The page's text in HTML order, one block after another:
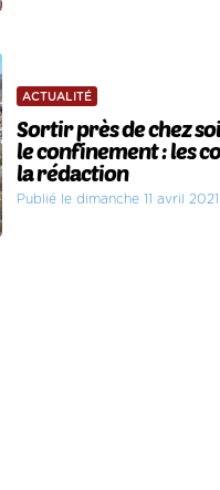
ACTUALITÉ
Sortir près de chez
le confinement : les
la rédaction
Publié le dimanche 11 avril 2021